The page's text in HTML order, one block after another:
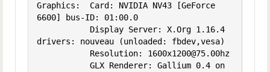
Graphics:  Card: NVIDIA NV43 [GeForce
6600] bus-ID: 01:00.0
drivers: nouveau (unloaded: fbdev,vesa)